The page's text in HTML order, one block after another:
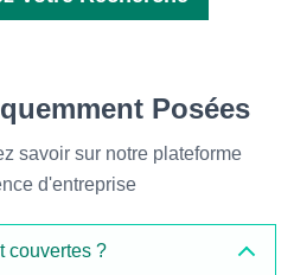
Posées
savoir sur notre plateforme
d'entreprise
couvertes ?